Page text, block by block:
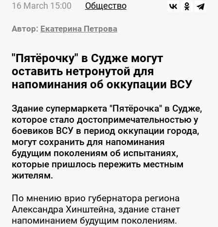
16 March 15:00 Общество
Автор: Екатерина Петрова
"Пятёрочку" в Судже могут
оставить нетронутой для
напоминания об оккупации ВСУ
Здание супермаркета "Пятёрочка" в Судже,
которое стало достопримечательностью у
боевиков ВСУ в период оккупации города,
могут сохранить для напоминания
будущим поколениям об испытаниях,
которые пришлось пережить местным
жителям.
По мнению врио губернатора региона
Александра Хинштейна, здание станет
напоминанием будущим поколениям.